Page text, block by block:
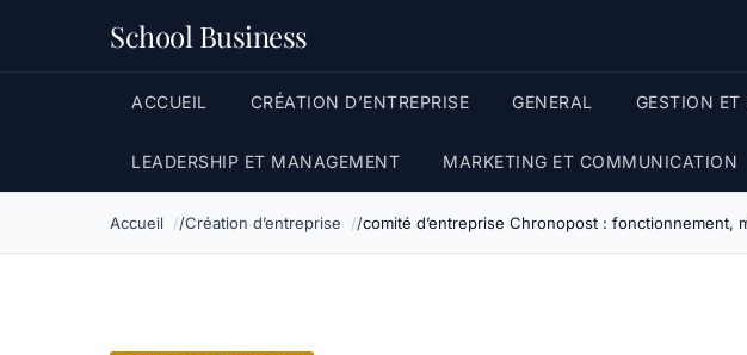
School Business
ACCUEIL CRÉATION D’ENTREPRISE GENERAL GESTION
LEADERSHIP ET MANAGEMENT MARKETING ET COMMUNICATION
Accueil Création d’entreprise comité d’entreprise Chronopost : fonctionnement,